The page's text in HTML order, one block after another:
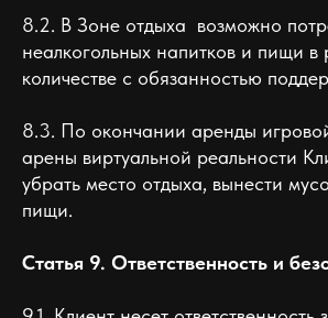
8.2. В Зоне отдыха возможно
неалкогольных напитков и пищи в
количестве с обязанностью
8.3. По окончании аренды
арены виртуальной реальности
убрать место отдыха, вынести
пищи.
Статья 9. Ответственность и